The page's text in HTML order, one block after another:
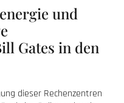
und
Gates in den
dieser Rechenzentren